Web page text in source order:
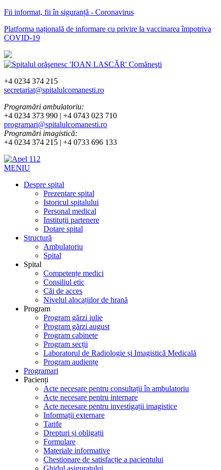
Fii informat, fii în siguranță - Coronavirus
Platforma națională de informare cu privire la vaccinarea împotriva
COVID-19
+4 0234 374 215
secretariat@spitalulcomanesti.ro
Programări ambulatoriu:
+4 0234 373 990 | +4 0743 023 710
programari@spitalulcomanesti.ro
Programări imagistică:
+4 0234 374 215 | +4 0733 696 133
MENIU
Despre spital
Prezentare spital
Istoricul spitalului
Personal medical
Instituții partenere
Dotare spital
Structură
Ambulatoriu
Spital
Spital
Competențe medici
Consiliul etic
Căi de acces
Nivelul alocațiilor de hrană
Program
Program gărzi iulie
Program gărzi august
Program cabinete
Program secții
Laboratorul de Radiologie și Imagistică Medicală
Program audiențe
Programari
Pacienți
Acte necesare pentru consultații în ambulatoriu
Acte necesare pentru internare
Acte necesare pentru investigații imagistice
Informații externare
Tarife
Drepturi și obligații
Formulare
Materiale informative
Chestionare de satisfacție a pacientului
Ghidul asiguratului